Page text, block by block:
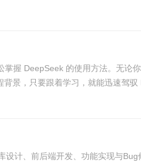
握 DeepSeek 的使用方法。无论
景，只要跟着学习，就能迅速驾驭
计、前后端开发、功能实现与